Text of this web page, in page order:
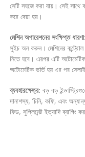
সেটি সহজে করা যায়। সেই সাথে
করে দেয়া হয়।
মেশিন অপারেশনের সংক্ষিপ্ত ধারণা:
সুইচ অন করুন। মেশিনের কন্ট্রোল
নিতে হবে। এরপর এটি
অটোমেটিক ভর্তি হয় এর পর
ব্যবহারক্ষেত্র: বড় বড়
দানাশস্য, চিনি, কফি, এবং
ফিড, সুপ্লিমেন্ট ইত্যাদি ব্যাগিং